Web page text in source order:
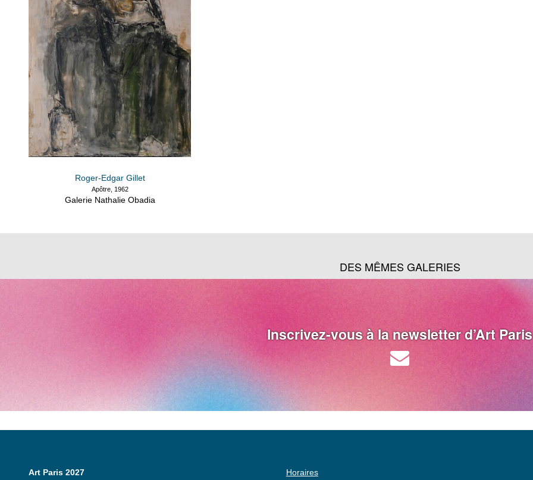
Roger-Edgar Gillet
Apôtre, 1962
Galerie Nathalie Obadia
DES MÊMES GALERIES
Inscrivez-vous à la newsletter d’Art Paris
Art Paris 2027 Horaires